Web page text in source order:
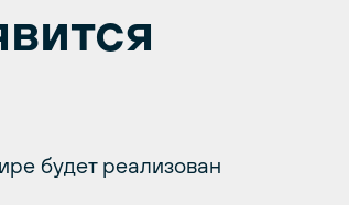
будет реализован